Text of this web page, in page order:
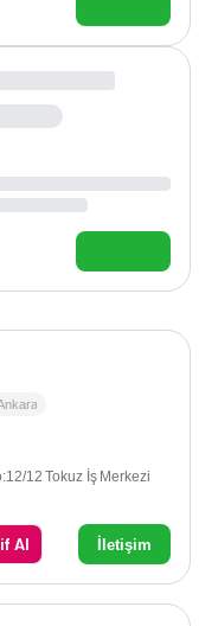
12 Tokuz İş Merkezi
Al İletişim